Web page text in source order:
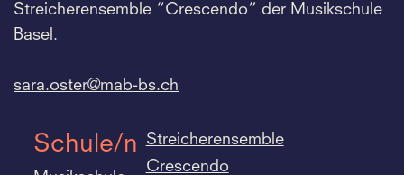
Streicherensemble “Crescendo” der Musikschule
Basel.
sara.oster@mab-bs.ch
Schule/n
Streicherensemble
Crescendo